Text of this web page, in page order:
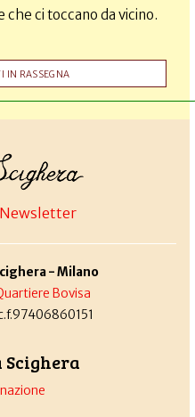
che ci toccano da vicino.
IN RASSEGNA
- Milano
Bovisa
Scighera